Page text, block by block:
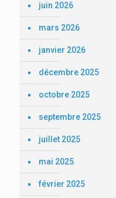
juin 2026
mars 2026
janvier 2026
décembre 2025
octobre 2025
septembre 2025
juillet 2025
mai 2025
février 2025